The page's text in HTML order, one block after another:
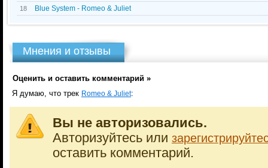
18 Blue System - Romeo & Juliet
Мнения и отзывы
Оценить и оставить комментарий »
Я думаю, что трек Romeo & Juliet:
Вы не авторизовались.
Авторизуйтесь или
оставить комментарий.